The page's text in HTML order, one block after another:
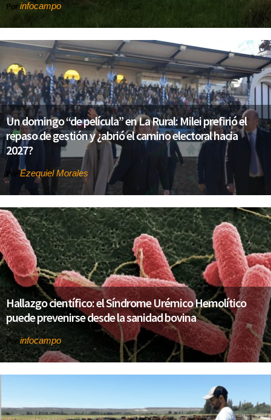
Por infocampo
Un domingo “de película” en La Rural: Milei prefirió el
repaso de gestión y ¿abrió el camino electoral hacia
2027?
Por Ezequiel Morales
Hallazgo científico: el Síndrome Urémico Hemolítico
puede prevenirse desde la sanidad bovina
Por infocampo